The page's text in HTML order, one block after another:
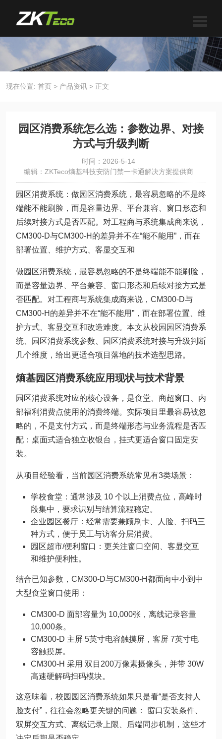
现在位置: 首页 > 产品资讯 > 正文
园区消费系统怎么选：参数边界、对接
方式与升级判断
时间：2026-5-14
编辑：ZKTeco熵基科技安防门禁一卡通解决方案提供商
园区消费系统：做园区消费系统，最容易忽略的不是终
端能不能刷脸，而是容量边界、平台兼容、窗口形态和
后续对接方式是否匹配。对工程商与系统集成商来说，
CM300-D与CM300-H的差异并不在“能不能用”，而在
部署位置、维护方式、客显交互和
做园区消费系统，最容易忽略的不是终端能不能刷脸，
而是容量边界、平台兼容、窗口形态和后续对接方式是
否匹配。对工程商与系统集成商来说，CM300-D与
CM300-H的差异并不在“能不能用”，而在部署位置、维
护方式、客显交互和改造难度。本文从校园园区消费系
统、园区消费系统参数、园区消费系统对接与升级判断
几个维度，给出更适合项目落地的技术选型思路。
熵基园区消费系统应用现状与技术背景
园区消费系统对应的核心设备，是食堂、商超窗口、内
部福利消费点使用的消费终端。实际项目里最容易被忽
略的，不是支付方式，而是终端形态与业务流程是否匹
配：桌面式适合独立收银台，挂式更适合窗口固定安
装。
从项目经验看，当前园区消费系统常见有3类场景：
学校食堂：通常涉及 10 个以上消费点位，高峰时
段集中，要求识别与结算流程稳定。
企业园区餐厅：经常需要兼顾刷卡、人脸、扫码三
种方式，便于员工与访客分层消费。
园区超市/便利窗口：更关注窗口空间、客显交互
和维护便利性。
结合已知参数，CM300-D与CM300-H都面向中小到中
大型食堂窗口使用：
CM300-D 面部容量为 10,000张，离线记录容量
10,000条。
CM300-D 主屏 5英寸电容触摸屏，客屏 7英寸电
容触摸屏。
CM300-H 采用 双目200万像素摄像头，并带 30W
高速硬解码扫码模块。
这意味着，校园园区消费系统如果只是看“是否支持人
脸支付”，往往会忽略更关键的问题： 窗口安装条件、
双屏交互方式、离线记录上限、后端同步机制，这些才